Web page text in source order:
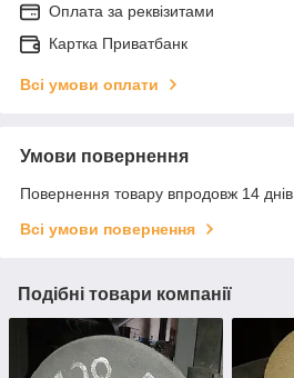
Оплата за реквізитами
Картка Приватбанк
Всі умови оплати
Умови повернення
Повернення товару впродовж 14
Всі умови повернення
Подібні товари компанії